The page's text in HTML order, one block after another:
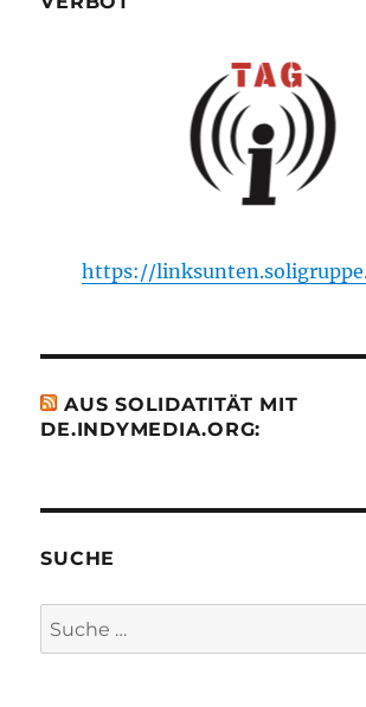
https://
AUS SOLIDATITÄT MIT
DE.INDYMEDIA.ORG:
SUCHE
Suche
nach: